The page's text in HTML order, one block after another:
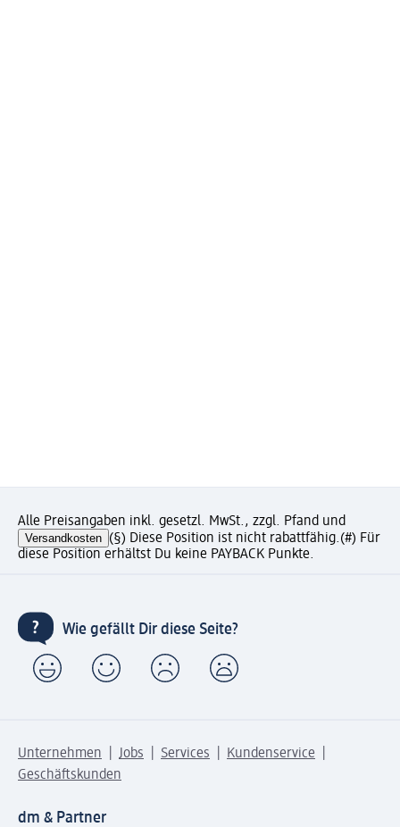
Alle Preisangaben inkl. gesetzl. MwSt., zzgl. Pfand und
Versandkosten (§) Diese Position ist nicht rabattfähig.(#) Für
diese Position erhältst Du keine PAYBACK Punkte.
Wie gefällt Dir diese Seite?
Unternehmen Jobs Services
Kundenservice
Geschäftskunden
dm & Partner